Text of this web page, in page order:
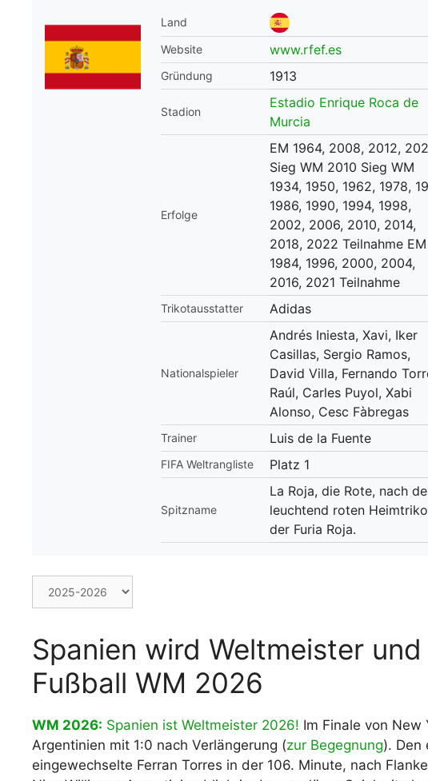
WM 2026 Spielplan
downloaden &
Land
Website
www.rfef.es
Gründung 1913
Stadion
Estadio Enrique Roca de
Murcia
Erfolge
EM 1964, 2008, 2012,
Sieg WM 2010 Sieg WM
1934, 1950, 1962, 1978,
1986, 1990, 1994, 1998,
2002, 2006, 2010, 2014,
2018, 2022 Teilnahme EM
1984, 1996, 2000, 2004,
2016, 2021 Teilnahme
Trikotausstatter Adidas
Nationalspieler
Andrés Iniesta, Xavi, Iker
Casillas, Sergio Ramos,
David Villa, Fernando
Raúl, Carles Puyol, Xabi
Alonso, Cesc Fàbregas
Trainer Luis de la Fuente
FIFA Weltrangliste Platz 1
Spitzname
La Roja, die Rote, nach
leuchtend roten
der Furia Roja.
Spanien wird Weltmeister
Fußball WM 2026
WM 2026: Spanien ist Weltmeister 2026! Im Finale von
Argentinien mit 1:0 nach Verlängerung (zur Begegnung). Den
eingewechselte Ferran Torres in der 106. Minute, nach